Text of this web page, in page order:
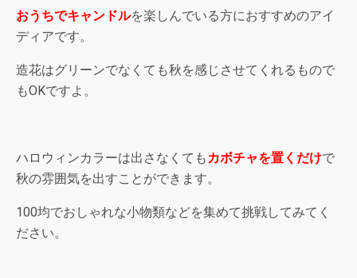
おうちでキャンドルを楽しんでいる方におすすめのアイ
ディアです。
造花はグリーンでなくても秋を感じさせてくれるもので
もOKですよ。
ハロウィンカラーは出さなくてもカボチャを置くだけで
秋の雰囲気を出すことができます。
100均でおしゃれな小物類などを集めて挑戦してみてく
ださい。